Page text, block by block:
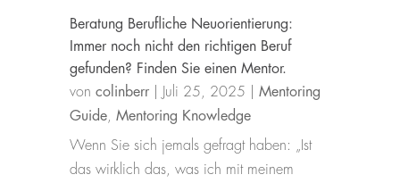
Beratung Berufliche Neuorientierung:
Immer noch nicht den richtigen Beruf
gefunden? Finden Sie einen Mentor.
voncolinberr Juli 25, 2025 |Mentoring
Guide,Mentoring Knowledge
Wenn Sie sich jemals gefragt haben: „Ist
das wirklich das, was ich mit meinem